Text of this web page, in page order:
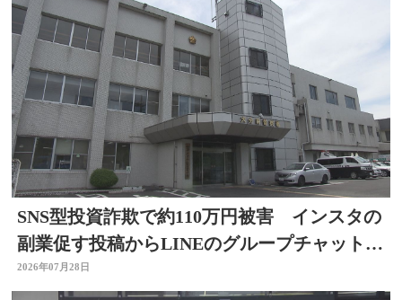
SNS型投資詐欺で約110万円被害 インスタの
副業促す投稿からLINEのグループチャットに
参加 大分
2026年07月28日